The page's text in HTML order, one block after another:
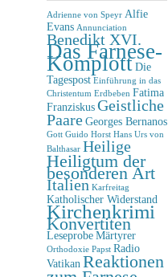
Adrienne von Speyr Alfie
Evans Annunciation
Benedikt XVI.
Das Farnese-
Komplott Die
Tagespost Einführung in das
Christentum Erdbeben Fatima
Franziskus Geistliche
Paare Georges Bernanos
Gott Guido Horst Hans Urs von
Balthasar Heilige
Heiligtum der
besonderen Art
Italien Karfreitag
Katholischer Widerstand
Kirchenkrimi
Konvertiten
Leseprobe Märtyrer
Orthodoxie Papst Radio
Vatikan Reaktionen